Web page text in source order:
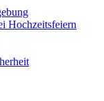
Hochzeitsfeiern